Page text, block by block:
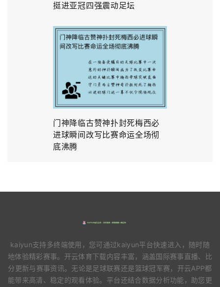
挺进亚冠四强震动足坛
门神降临古赞神扑封死梅西必
进球瞬间改写比赛命运全场彻
底沸腾
kaiyun支持多终端使用，您可通过kaiyun平台快速进入，随时随
地体验精彩赛事。开云体育下载内容丰富，涵盖国际赛事直播、比
分更新与赛事资讯。无论是足球联赛还是篮球冠军赛，开云APP都
能带来高清、稳定的观看体验。平台还结合数据分析功能，助您更